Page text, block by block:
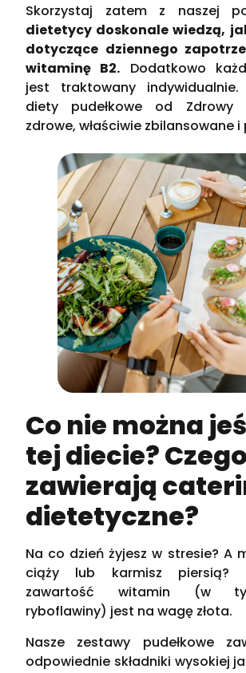
Skorzystaj zatem z naszej
dietetycy doskonale wiedzą,
dotyczące dziennego
witaminę B2. Dodatkowo
jest traktowany
diety pudełkowe od Zdrowy
zdrowe, właściwie zbilansowane i
Co nie można
tej diecie?
zawierają
dietetyczne?
Na co dzień żyjesz w stresie? A
ciąży lub karmisz piersią?
zawartość witamin (w
ryboflawiny) jest na wagę złota.
Nasze zestawy pudełkowe
odpowiednie składniki wysokiej